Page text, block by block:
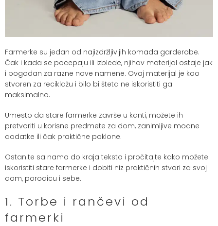
Farmerke su jedan od najizdržljivijih komada garderobe.
Čak i kada se pocepaju ili izblede, njihov materijal ostaje jak
i pogodan za razne nove namene. Ovaj materijal je kao
stvoren za reciklažu i bilo bi šteta ne iskoristiti ga
maksimalno.
Umesto da stare farmerke završe u kanti, možete ih
pretvoriti u korisne predmete za dom, zanimljive modne
dodatke ili čak praktične poklone.
Ostanite sa nama do kraja teksta i pročitajte kako možete
iskoristiti stare farmerke i dobiti niz praktičnih stvari za svoj
dom, porodicu i sebe.
1. Torbe i rančevi od
farmerki